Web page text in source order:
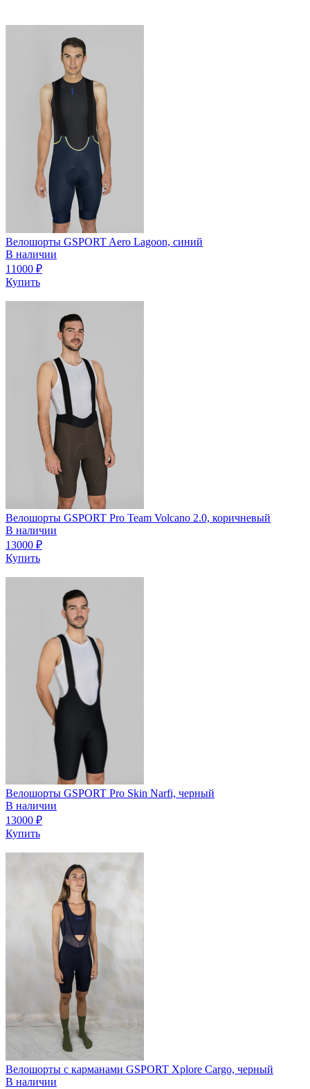
Велошорты GSPORT Aero Lagoon, синий
В наличии
11000 ₽
Купить
Велошорты GSPORT Pro Team Volcano 2.0, коричневый
В наличии
13000 ₽
Купить
Велошорты GSPORT Pro Skin Narfi, черный
В наличии
13000 ₽
Купить
Велошорты с карманами GSPORT Xplore Cargo, черный
В наличии